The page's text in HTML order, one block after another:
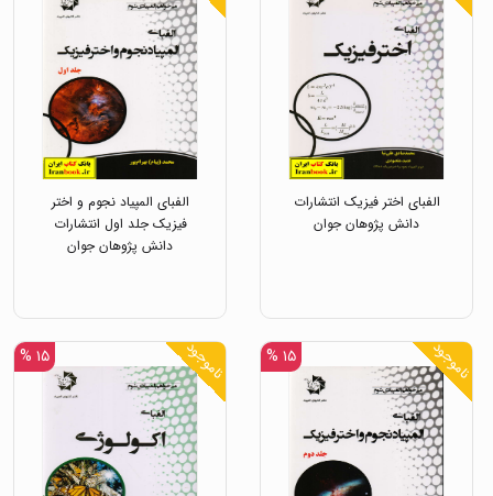
الفبای اختر فیزیک انتشارات
دانش پژوهان جوان
الفبای المپیاد نجوم و اختر
فیزیک جلد اول انتشارات
دانش پژوهان جوان
ناموجود ۱۵ % ناموجود ۱۵ %